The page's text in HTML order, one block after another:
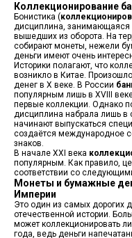
Коллекционирование
Бонистика (
дисциплина, занимающаяся
вышедших из оборота. На
собирают монеты, нежели
деньги имеют очень
Историки полагают, что
возникло в Китае.
денег в X веке. В России
популярным лишь в XVIII
первые коллекции. Однако
дисциплина набрала лишь в
начинают выпускаться
создаётся международное
знаков.
В начале XXI века
популярным. Как правило,
соответствии со
Монеты и бумажные
Империи
Это один из самых дорогих
отечественной истории.
может коллекционировать
года, ведь деньги